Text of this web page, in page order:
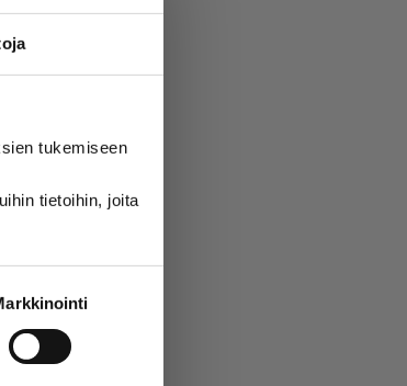
tukemiseen
tietoihin, joita